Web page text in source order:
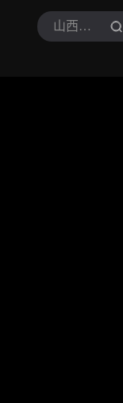
山西小田